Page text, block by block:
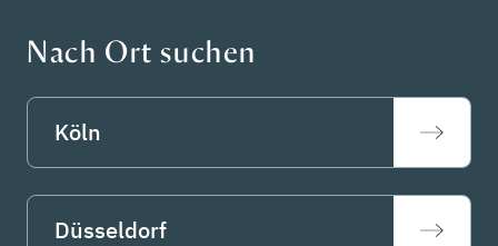
Nach Ort suchen
Köln
Düsseldorf